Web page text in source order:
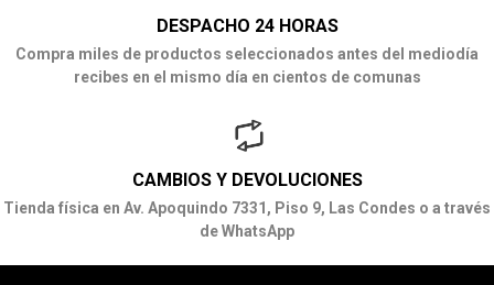
DESPACHO 24 HORAS
Compra miles de productos seleccionados antes del mediodía
recibes en el mismo día en cientos de comunas
CAMBIOS Y DEVOLUCIONES
Tienda física en Av. Apoquindo 7331, Piso 9, Las Condes o a través
de WhatsApp